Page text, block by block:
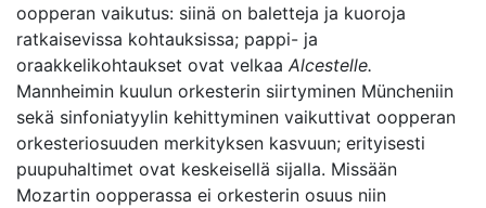
oopperan vaikutus: siinä on baletteja ja kuoroja
ratkaisevissa kohtauksissa; pappi- ja
oraakkelikohtaukset ovat velkaa Alcestelle.
Mannheimin kuulun orkesterin siirtyminen Müncheniin
sekä sinfoniatyylin kehittyminen vaikuttivat oopperan
orkesteriosuuden merkityksen kasvuun; erityisesti
puupuhaltimet ovat keskeisellä sijalla. Missään
Mozartin oopperassa ei orkesterin osuus niin